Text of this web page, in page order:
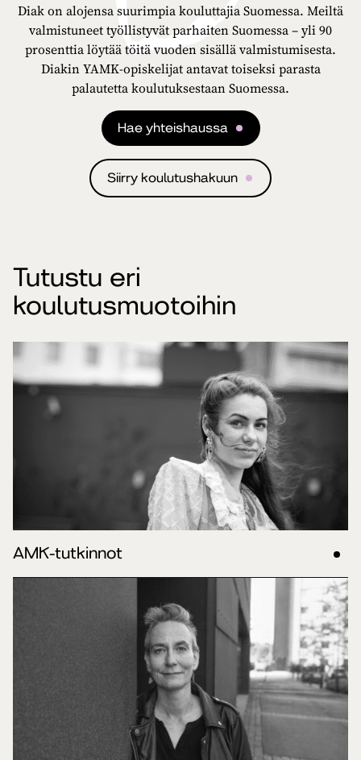
Diak on alojensa suurimpia kouluttajia Suomessa. Meiltä
valmistuneet työllistyvät parhaiten Suomessa – yli 90
prosenttia löytää töitä vuoden sisällä valmistumisesta.
Diakin YAMK-opiskelijat antavat toiseksi parasta
palautetta koulutuksestaan Suomessa.
Hae yhteishaussa
Siirry koulutushakuun
Tutustu eri
koulutusmuotoihin
AMK-tutkinnot